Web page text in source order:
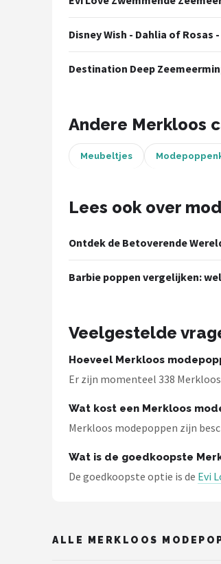
L.O.L. Surprise!
Monster High
Disney Wish - Dahlia of Rosas
Destination Deep
Andere Merkloos
Meubeltjes
Lees ook over
Ontdek de Betoverende
Barbie poppen vergelijken:
Veelgestelde
Hoeveel Merkloos
Er zijn momenteel 338
Wat kost een Merkloos
Merkloos modepoppen zijn
Wat is de goedkoopste
De goedkoopste optie is de Evi
ALLE MERKLOOS